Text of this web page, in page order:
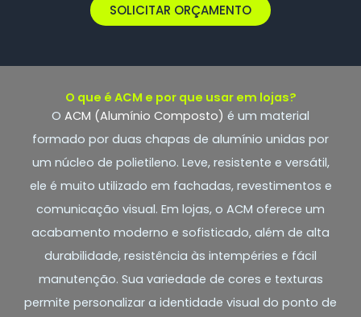
SOLICITAR ORÇAMENTO
O que é ACM e por que usar em lojas?
O ACM (Alumínio Composto) é um material
formado por duas chapas de alumínio unidas por
um núcleo de polietileno. Leve, resistente e versátil,
ele é muito utilizado em fachadas, revestimentos e
comunicação visual. Em lojas, o ACM oferece um
acabamento moderno e sofisticado, além de alta
durabilidade, resistência às intempéries e fácil
manutenção. Sua variedade de cores e texturas
permite personalizar a identidade visual do ponto de